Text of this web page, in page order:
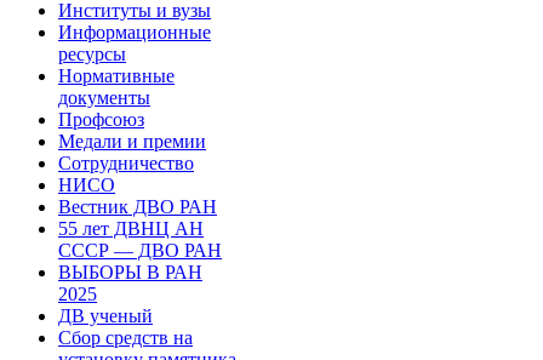
Институты и вузы
Информационные
ресурсы
Нормативные
документы
Профсоюз
Медали и премии
Сотрудничество
НИСО
Вестник ДВО РАН
55 лет ДВНЦ АН
СССР — ДВО РАН
ВЫБОРЫ В РАН
2025
ДВ ученый
Сбор средств на